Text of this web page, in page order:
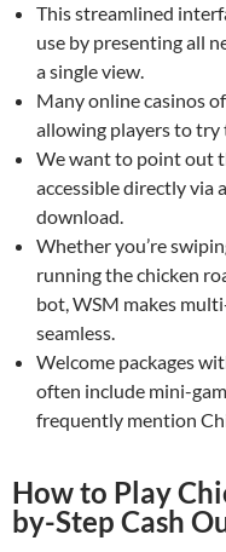
This streamlined
use by presenting all
a single view.
Many online casinos
allowing players to try
We want to point out
accessible directly via
download.
Whether you’re
running the chicken
bot, WSM makes
seamless.
Welcome packages
often include mini-
frequently mention
How to Play
by-Step Cash